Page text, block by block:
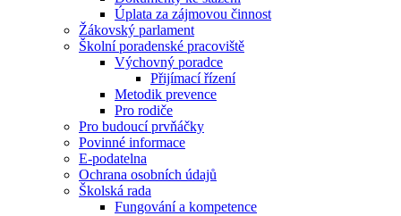
Úplata za zájmovou činnost
Žákovský parlament
Školní poradenské pracoviště
Výchovný poradce
Přijímací řízení
Metodik prevence
Pro rodiče
Pro budoucí prvňáčky
Povinné informace
E-podatelna
Ochrana osobních údajů
Školská rada
Fungování a kompetence